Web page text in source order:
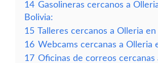
14 Gasolineras cercanos a
Bolivia:
15 Talleres cercanos a Olleria en
16 Webcams cercanas a Olleria
17 Oficinas de correos cercanas